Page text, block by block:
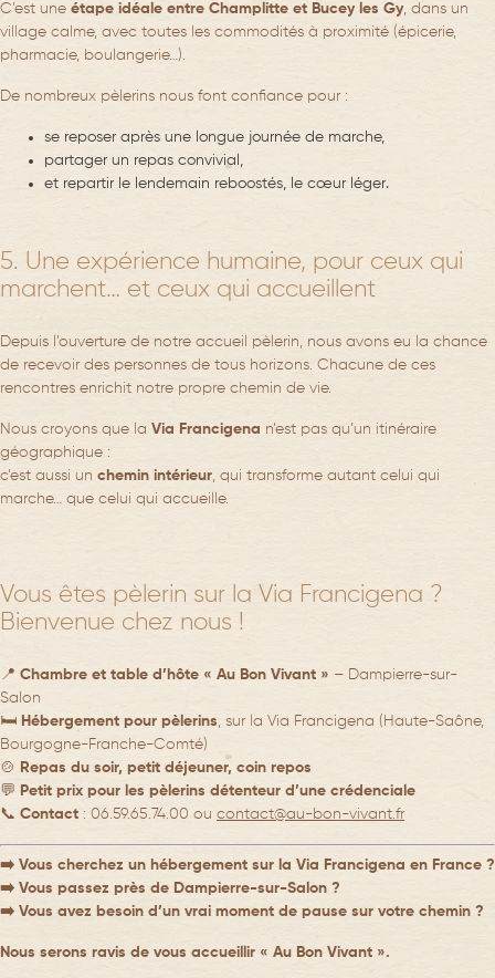
C’est une étape idéale entre Champlitte et Bucey les Gy, dans un
village calme, avec toutes les commodités à proximité (épicerie,
pharmacie, boulangerie…).
De nombreux pèlerins nous font confiance pour :
se reposer après une longue journée de marche,
partager un repas convivial ,
et repartir le lendemain reboostés, le cœur léger.
5. Une expérience humaine, pour ceux qui
marchent… et ceux qui accueillent
Depuis l’ouverture de notre accueil pèlerin, nous avons eu la chance
de recevoir des personnes de tous horizons. Chacune de ces
rencontres enrichit notre propre chemin de vie.
Nous croyons que la Via Francigena n’est pas qu’un itinéraire
géographique :
c’est aussi un chemin intérieur, qui transforme autant celui qui
marche… que celui qui accueille.
Vous êtes pèlerin sur la Via Francigena ?
Bienvenue chez nous !
📍 Chambre et table d’hôte « Au Bon Vivant » – Dampierre-sur-
Salon
🛏️ Hébergement pour pèlerins, sur la Via Francigena (Haute-Saône,
Bourgogne-Franche-Comté)
🍲 Repas du soir, petit déjeuner, coin repos
💬 Petit prix pour les pèlerins détenteur d’une crédenciale
📞 Contact : 06.59.65.74.00 ou contact@au-bon-vivant.fr
➡️ Vous cherchez un hébergement sur la Via Francigena en France ?
➡️ Vous passez près de Dampierre-sur-Salon ?
➡️ Vous avez besoin d’un vrai moment de pause sur votre chemin ?
Nous serons ravis de vous accueillir « Au Bon Vivant ».